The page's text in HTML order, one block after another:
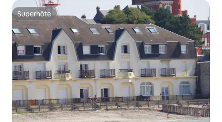
Superhôte
Superhôte